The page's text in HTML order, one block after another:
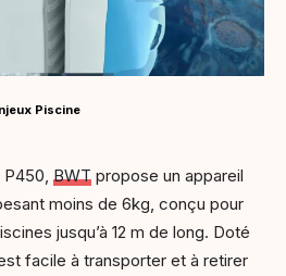
Piscine
BWT propose un appareil
moins de 6kg, conçu pour
jusqu’à 12 m de long. Doté
facile à transporter et à retirer